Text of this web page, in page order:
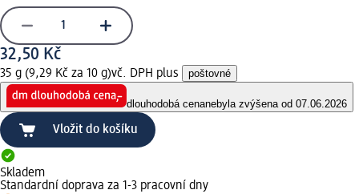
32,50 Kč
35 g (9,29 Kč za 10 g)vč. DPH plus poštovné
dlouhodobá cenanebyla zvýšena od 07.06.2026
Vložit do košíku
Skladem
Standardní doprava za 1-3 pracovní dny